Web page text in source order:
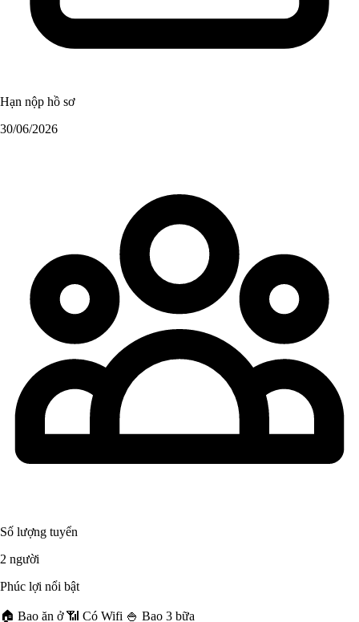
Hạn nộp hồ sơ
30/06/2026
Số lượng tuyển
2 người
Phúc lợi nổi bật
🏠 Bao ăn ở📶 Có Wifi 🍚 Bao 3 bữa